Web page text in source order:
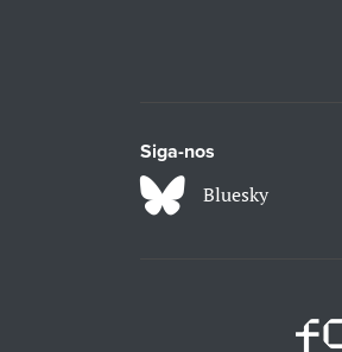
Siga-nos
Bluesky